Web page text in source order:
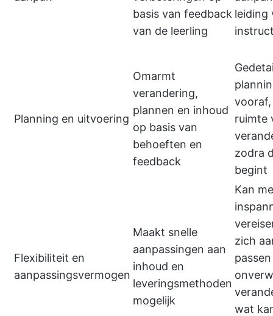
basis van feedback
van de leerling
leiding
Planning en uitvoering
Omarmt
verandering,
plannen en inhoud
op basis van
behoeften en
feedback
ruimte
zodra
begint
Flexibiliteit en
aanpassingsvermogen
Maakt snelle
aanpassingen aan
inhoud en
leveringsmethoden
mogelijk
Kan
zich
wat